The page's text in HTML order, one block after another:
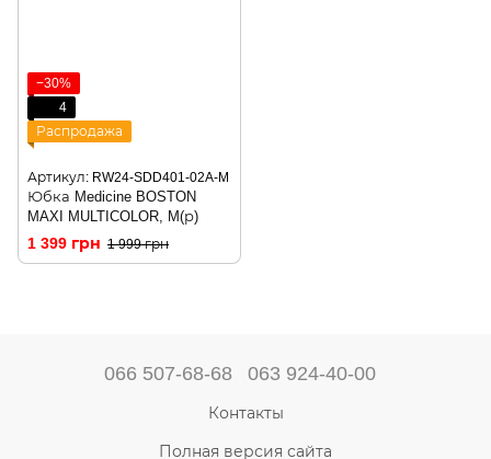
−30%
4
Распродажа
Артикул: RW24-SDD401-02A-M
Юбка Medicine BOSTON
MAXI MULTICOLOR, M(р)
1 399 грн 1 999 грн
066 507-68-68 063 924-40-00
Контакты
Полная версия сайта